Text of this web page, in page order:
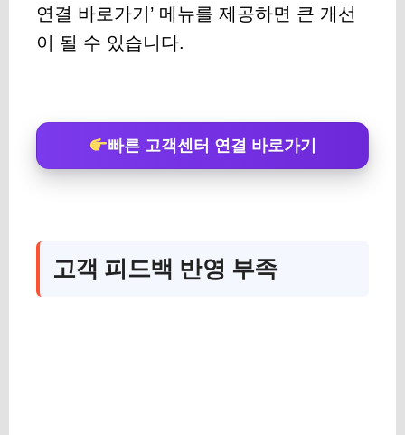
연결 바로가기’ 메뉴를 제공하면 큰 개선
이 될 수 있습니다.
빠른 고객센터 연결 바로가기
고객 피드백 반영 부족